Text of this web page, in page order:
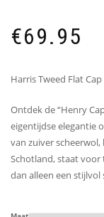
€69.95
Harris Tweed Flat
Ontdek de “Henry
eigentijdse elegantie
van zuiver
Schotland, staat voor
dan alleen een